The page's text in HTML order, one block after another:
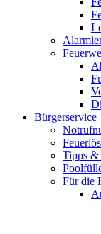
Bürgerservice
Tipps &
Für die